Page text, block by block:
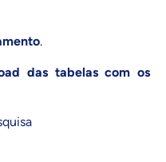
.
das tabelas com os